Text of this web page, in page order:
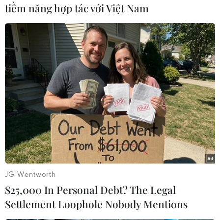
Hai anh em Nguyễn Tiến Thành và Nguyễn Tiến Đạt tự nguyện
viết đơn và trúng tuyển nghĩa vụ quân sự. (Ảnh: K
GỬIH/TTXVN)
Em Nguyễn Tiến Thành chia sẻ khi biết Ban chỉ
huy Quân sự tại địa phương thông báo về đợt đi
nghĩa vụ quân sự năm 2024, hai anh em đã xin
ý kiến bố, mẹ về việc viết đơn tình nguyện.
Sau khi được đồng ý, hai anh em đã tình nguyện
viết đơn xin đi lính nhập ngũ và trúng tuyển.
tiềm năng hợp tác với Việt Nam
JG Wentworth
$25,000 In Personal Debt? The Legal
Settlement Loophole Nobody Mentions